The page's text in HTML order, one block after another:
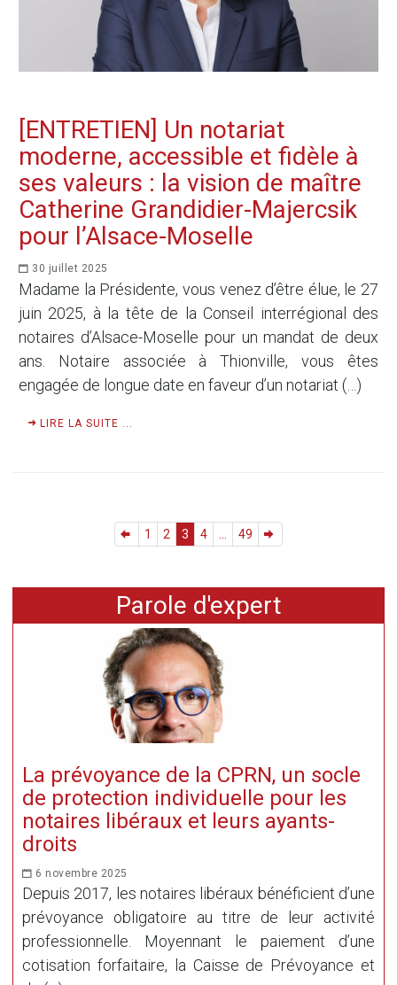
[ENTRETIEN] Un notariat
moderne, accessible et fidèle à
ses valeurs : la vision de maître
Catherine Grandidier-Majercsik
pour l’Alsace-Moselle
30 juillet 2025
Madame la Présidente, vous venez d’être élue, le 27
juin 2025, à la tête de la Conseil interrégional des
notaires d’Alsace-Moselle pour un mandat de deux
ans. Notaire associée à Thionville, vous êtes
engagée de longue date en faveur d’un notariat (…)
LIRE LA SUITE ...
1 2 3 4 49
Parole d'expert
La prévoyance de la CPRN, un socle
de protection individuelle pour les
notaires libéraux et leurs ayants-
droits
6 novembre 2025
Depuis 2017, les notaires libéraux bénéficient d’une
prévoyance obligatoire au titre de leur activité
professionnelle. Moyennant le paiement d’une
cotisation forfaitaire, la Caisse de Prévoyance et